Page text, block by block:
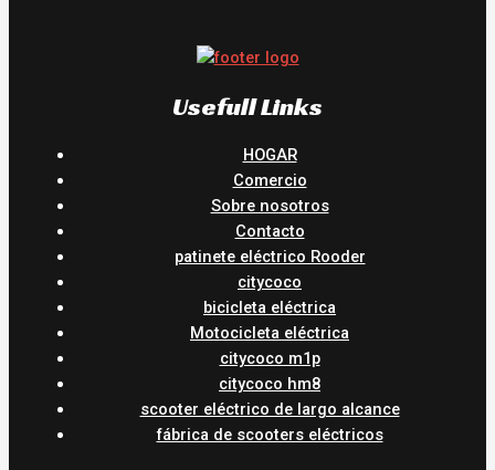
Usefull Links
HOGAR
Comercio
Sobre nosotros
Contacto
patinete eléctrico Rooder
citycoco
bicicleta eléctrica
Motocicleta eléctrica
citycoco m1p
citycoco hm8
scooter eléctrico de largo alcance
fábrica de scooters eléctricos